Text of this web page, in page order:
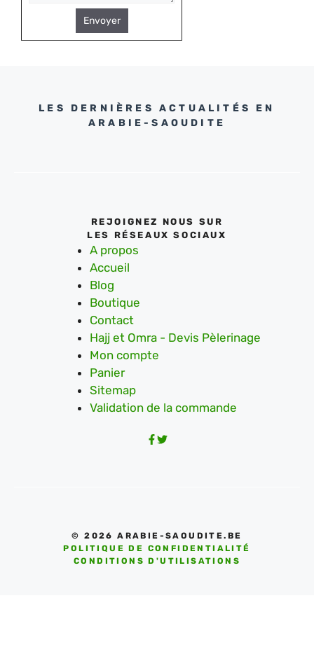
Envoyer
LES DERNIÈRES ACTUALITÉS EN
ARABIE-SAOUDITE
REJOIGNEZ NOUS SUR
LES RÉSEAUX SOCIAUX
A propos
Accueil
Blog
Boutique
Contact
Hajj et Omra - Devis Pèlerinage
Mon compte
Panier
Sitemap
Validation de la commande
© 2026 ARABIE-SAOUDITE.BE
POLITIQUE DE CONFIDENTIALITÉ
CONDITIONS D'UTILISATIONS